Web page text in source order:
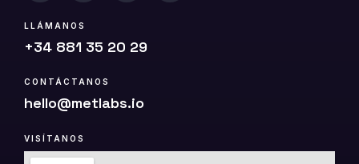
LLÁMANOS
+34 881 35 20 29
CONTÁCTANOS
hello@metlabs.io
VISÍTANOS